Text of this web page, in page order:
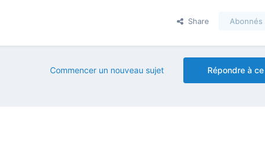
Share Abonnés
Répondre à
Commencer un nouveau sujet